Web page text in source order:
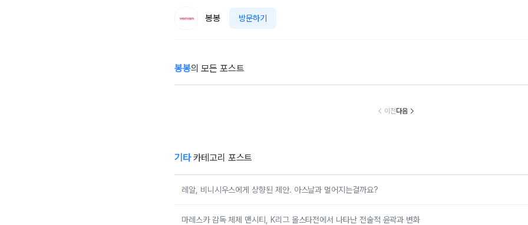
봉봉 방문하기
봉봉의 모든 포스트
[건물주 테스
이전다음
기타카테고리 포스트
레알, 비니시우스에게 상향된 제안. 아스날과 멀어지는걸까요?
마레스카 감독 체제 맨시티, K리그 올스타전에서 나타난 전술적 윤곽과 변화